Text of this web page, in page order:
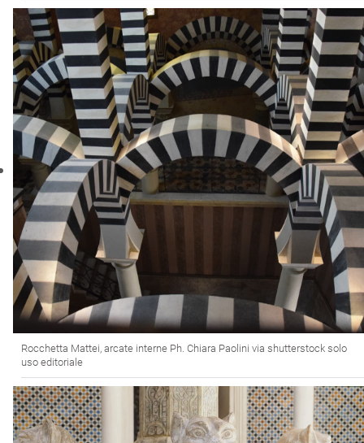
Rocchetta Mattei, arcate interne Ph. Chiara Paolini via shutterstock solo
uso editoriale